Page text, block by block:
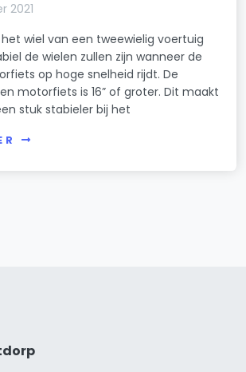
2021
wiel van een tweewielig voertuig
de wielen zullen zijn wanneer de
op hoge snelheid rijdt. De
motorfiets is 16” of groter. Dit maakt
stuk stabieler bij het